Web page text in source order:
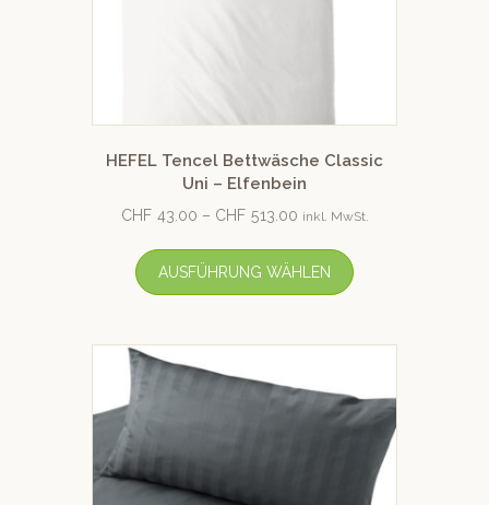
HEFEL Tencel Bettwäsche Classic
Uni – Elfenbein
CHF 43.00 – CHF 513.00 inkl. MwSt.
AUSFÜHRUNG WÄHLEN